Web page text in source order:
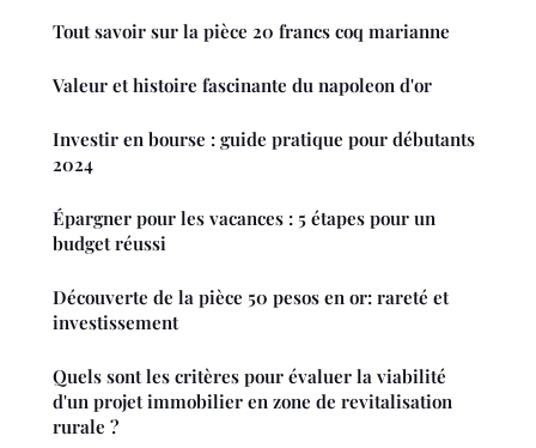
Tout savoir sur la pièce 20 francs coq marianne
Valeur et histoire fascinante du napoleon d'or
Investir en bourse : guide pratique pour débutants
2024
Épargner pour les vacances : 5 étapes pour un
budget réussi
Découverte de la pièce 50 pesos en or: rareté et
investissement
Quels sont les critères pour évaluer la viabilité
d'un projet immobilier en zone de revitalisation
rurale ?